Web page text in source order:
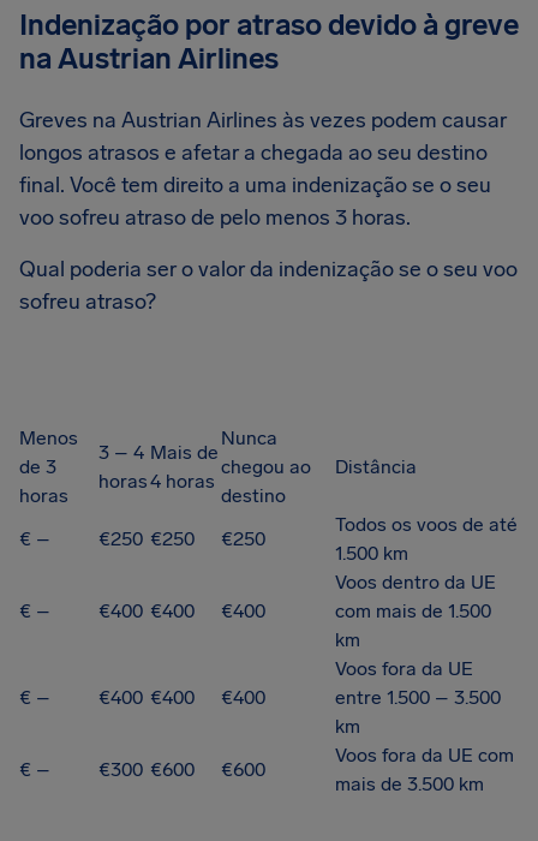
Indenização por atraso devido à greve
na Austrian Airlines
Greves na Austrian Airlines às vezes podem causar
longos atrasos e afetar a chegada ao seu destino
final. Você tem direito a uma indenização se o seu
voo sofreu atraso de pelo menos 3 horas.
Qual poderia ser o valor da indenização se o seu voo
sofreu atraso?
Menos
de 3
horas
3 – 4
horas
Mais de
4 horas
Nunca
chegou ao
destino
Distância
€ – €250 €250 €250
Todos os voos de até
1.500 km
€ – €400 €400 €400
Voos dentro da UE
com mais de 1.500
km
€ – €400 €400 €400
Voos fora da UE
entre 1.500 – 3.500
km
€ –
€300 €600 €600
Voos fora da UE com
mais de 3.500 km